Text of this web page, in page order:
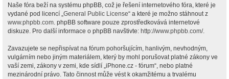
Naše fóra beží na systému phpBB, což je řešení internetového fóra, které je
vydané pod licencí „General Public License“ a které je možno stáhnout z
www.phpbb.com. phpBB software pouze zprostředkovává internetové
diskuze. Pro další informace o phpBB navštivte: http://www.phpbb.com/.
Zavazujete se nepřispívat na fórum pohoršujícím, hanlivým, nevhodným,
vulgárním nebo jiným materiálem, který by mohl porušovat platné zákony ve
vaší zemi, zákony v zemi, kde sídlí „iPhone.cz - fórum“, nebo platné
mezinárodní právo. Tato činnost může vést k okamžitému a trvalému